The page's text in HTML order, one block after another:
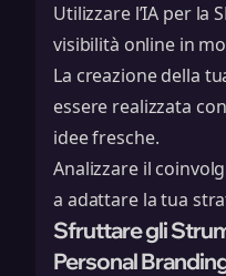
Utilizzare l’IA per la
visibilità online in
La creazione della
essere realizzata
idee fresche.
Analizzare il
a adattare la tua
Sfruttare gli
Personal